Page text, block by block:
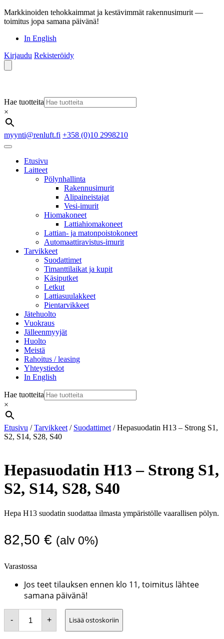
Markkinoiden tehokkaimmat ja kestävimmät rakennusimurit —
toimitus jopa samana päivänä!
In English
Kirjaudu Rekisteröidy
Hae tuotteita
×
myynti@renluft.fi +358 (0)10 2998210
Etusivu
Laitteet
Pölynhallinta
Rakennusimurit
Alipaineistajat
Vesi-imurit
Hiomakoneet
Lattiahiomakoneet
Lattian- ja matonpoistokoneet
Automaattiravistus-imurit
Tarvikkeet
Suodattimet
Timanttilaikat ja kupit
Käsiputket
Letkut
Lattiasuulakkeet
Pientarvikkeet
Jätehuolto
Vuokraus
Jälleenmyyjät
Huolto
Meistä
Rahoitus / leasing
Yhteystiedot
In English
Hae tuotteita
×
Etusivu /Tarvikkeet / Suodattimet / Hepasuodatin H13 – Strong S1,
S2, S14, S28, S40
Hepasuodatin H13 – Strong S1,
S2, S14, S28, S40
Hepa H13 suodatin suodattaa ilmasta ympäristölle vaarallisen pölyn.
82,50 € (alv 0%)
Varastossa
Jos teet tilauksen ennen klo 11, toimitus lähtee
samana päivänä!
-
Hepasuodatin
H13
+ Lisää ostoskoriin